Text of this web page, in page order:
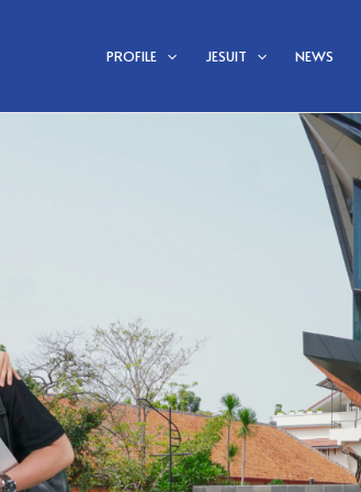
PROFILE JESUIT NEWS